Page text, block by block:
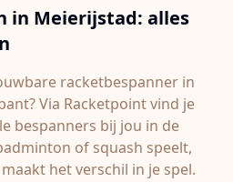
in Meierijstad: alles
racketbespanner in
? Via Racketpoint vind je
bespanners bij jou in de
of squash speelt,
het verschil in je spel.